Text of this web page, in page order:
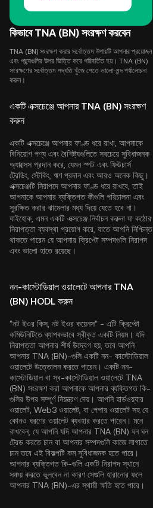
কিভাবে TNA (BN) সংরক্ষণ করবেন
TNA (BN) সংরক্ষণ করার সর্বোত্তম উপায়টি আপনার প্রয়োজন
এবং পছন্দগুলির উপর ভিত্তি করে পরিবর্তিত হয়। TNA (BN)
সংরক্ষণের সর্বোত্তম পদ্ধতি খুঁজে পেতে ভালো-মন্দ পর্যালোচনা
করুন।
একটি এক্সচেঞ্জে আপনার TNA (BN) সংরক্ষণ
করুন
একটি এক্সচেঞ্জে আপনার ফাণ্ড ধরে রাখা, আপনাকে
বিনিয়োগ পণ্য এবং বৈশিষ্ট্যগুলিতে সবচেয়ে সুবিধাজনক
অ্যাক্সেস প্রদান করে, যেমন স্পট এবং ফিউচার্স
ট্রেডিং, স্টেকিং, ঋণ প্রদান এবং আরও অনেক কিছু।
এক্সচেঞ্জটি নিরাপদে আপনার ফাণ্ড ধরে রাখবে, তাই
আপনাকে আপনার ব্যক্তিগত কীগুলি পরিচালনা এবং
সুরক্ষিত করার ঝামেলার মধ্য দিয়ে যেতে হবে না।
যাইহোক, এমন একটি এক্সচেঞ্জ নির্বাচন করুনা যা কঠোর
নিরাপত্তা ব্যবস্থা প্রয়োগ করে, যাতে আপনি নিশ্চিন্ত
থাকতে পারেন যে আপনার ক্রিপ্টো সম্পদগুলি নিরাপদ
এবং ভালো হাতে রয়েছে।
নন-কাস্টোডিয়াল ওয়ালেটে আপনার TNA
(BN) HODL করুন
"নট ইওর কিস, নট ইওর কয়েনস" - এটি ক্রিপ্টো
কমিউনিটিতে ব্যাপকভাবে স্বীকৃত একটি নিয়ম। যদি
নিরাপত্তা আপনার শীর্ষ উদ্বেগ হয়, তবে আপনি
আপনার TNA (BN)-গুলি একটি নন- কাস্টোডিয়াল
ওয়ালেটে উত্তোলন করতে পারেন। একটি নন-
কাস্টোডিয়াল বা স্ব-কাস্টোডিয়াল ওয়ালেটে TNA
(BN) সংরক্ষণ করা আপনাকে আপনার ব্যক্তিগত কি-
গুলির উপর সম্পূর্ণ নিয়ন্ত্রণ দেয়। আপনি হার্ডওয়্যার
ওয়ালেট, Web3 ওয়ালেট, বা পেপার ওয়ালেট সহ যে
কোনও ধরণের ওয়ালেট ব্যবহার করতে পারেন। মনে
রাখবেন, যে আপনি যদি আপনার TNA (BN) ঘন ঘন
ট্রেড করতে চান বা আপনার সম্পদগুলি কাজে লাগাতে
চান তবে এই বিকল্পটি কম সুবিধাজনক হতে পারে।
আপনার ব্যক্তিগত কি-গুলি একটি নিরাপদ স্থানে
সঞ্চয় করতে ভুলবেন না কারণ সেগুলি হারানোর ফলে
আপনার TNA (BN)-এর স্থায়ী ক্ষতি হতে পারে।